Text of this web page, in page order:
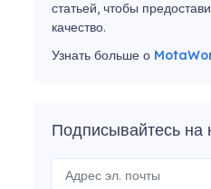
статьей, чтобы
качество.
Узнать больше о
Подписывайтесь на